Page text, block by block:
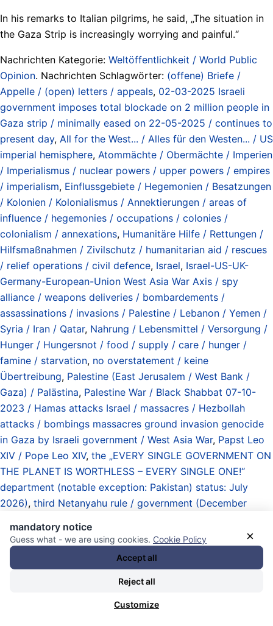
In his remarks to Italian pilgrims, he said, „The situation in
the Gaza Strip is increasingly worrying and painful.“
Nachrichten Kategorie: Weltöffentlichkeit / World Public
Opinion. Nachrichten Schlagwörter: (offene) Briefe /
Appelle / (open) letters / appeals, 02-03-2025 Israeli
government imposes total blockade on 2 million people in
Gaza strip / minimally eased on 22-05-2025 / continues to
present day, All for the West... / Alles für den Westen... / US
imperial hemisphere, Atommächte / Obermächte / Imperien
/ Imperialismus / nuclear powers / upper powers / empires
/ imperialism, Einflussgebiete / Hegemonien / Besatzungen
/ Kolonien / Kolonialismus / Annektierungen / areas of
influence / hegemonies / occupations / colonies /
colonialism / annexations, Humanitäre Hilfe / Rettungen /
Hilfsmaßnahmen / Zivilschutz / humanitarian aid / rescues
/ relief operations / civil defence, Israel, Israel-US-UK-
Germany-European-Union West Asia War Axis / spy
alliance / weapons deliveries / bombardements /
assassinations / invasions / Palestine / Lebanon / Yemen /
Syria / Iran / Qatar, Nahrung / Lebensmittel / Versorgung /
Hunger / Hungersnot / food / supply / care / hunger /
famine / starvation, no overstatement / keine
Übertreibung, Palestine (East Jerusalem / West Bank /
Gaza) / Palästina, Palestine War / Black Shabbat 07-10-
2023 / Hamas attacks Israel / massacres / Hezbollah
attacks / bombings massacres ground invasion genocide
in Gaza by Israeli government / West Asia War, Papst Leo
XIV / Pope Leo XIV, the „EVERY SINGLE GOVERNMENT ON
THE PLANET IS WORTHLESS – EVERY SINGLE ONE!“
department (notable exception: Pakistan) status: July
2026), third Netanyahu rule / government (December
Waffenstillstand / Entwürfe / von Schwachköpfen gern
verwechselt mit „Kapitulation“ / truce / ceasefire /
armistice / drafts / often confused by idiots with
×
mandatory notice
Guess what - we are using cookies. Cookie Policy
Accept all
Reject all
Customize